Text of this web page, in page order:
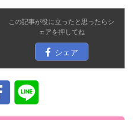
この記事が役に立ったと思ったらシ
ェアを押してね
シェア